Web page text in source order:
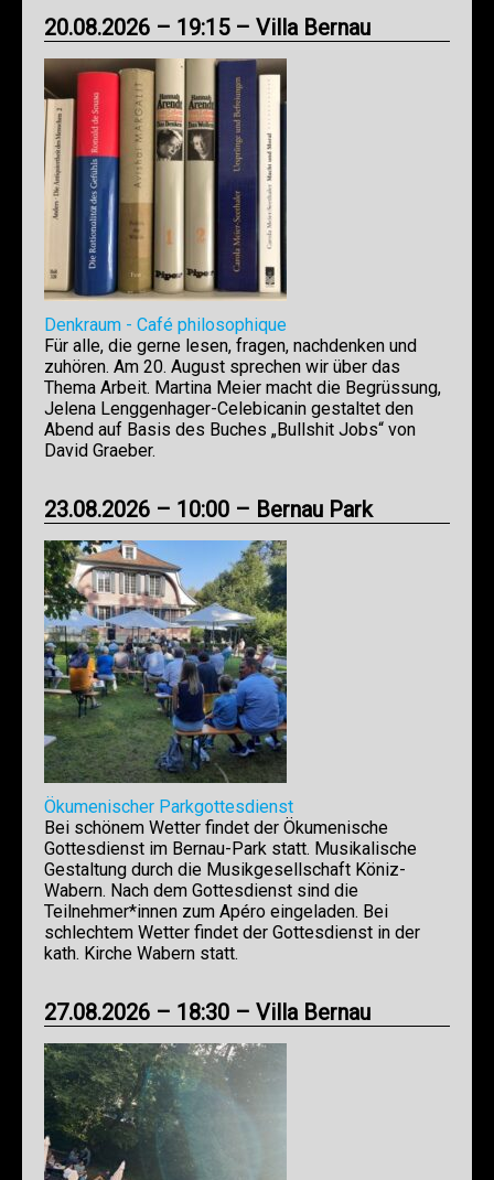
20.08.2026 – 19:15 – Villa Bernau
Denkraum - Café philosophique
Für alle, die gerne lesen, fragen, nachdenken und
zuhören. Am 20. August sprechen wir über das
Thema Arbeit. Martina Meier macht die Begrüssung,
Jelena Lenggenhager-Celebicanin gestaltet den
Abend auf Basis des Buches „Bullshit Jobs“ von
David Graeber.
23.08.2026 – 10:00 – Bernau Park
Ökumenischer Parkgottesdienst
Bei schönem Wetter findet der Ökumenische
Gottesdienst im Bernau-Park statt. Musikalische
Gestaltung durch die Musikgesellschaft Köniz-
Wabern. Nach dem Gottesdienst sind die
Teilnehmer*innen zum Apéro eingeladen. Bei
schlechtem Wetter findet der Gottesdienst in der
kath. Kirche Wabern statt.
27.08.2026 – 18:30 – Villa Bernau